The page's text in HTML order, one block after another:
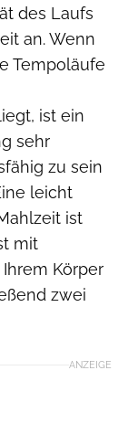
des Laufs
an. Wenn
Tempoläufe
ist ein
sehr
zu sein
leicht
ist
mit
Körper
zwei
ANZEIGE